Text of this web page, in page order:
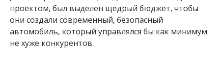
проектом, был выделен щедрый бюджет, чтобы
они создали современный, безопасный
автомобиль, который управлялся бы как минимум
не хуже конкурентов.